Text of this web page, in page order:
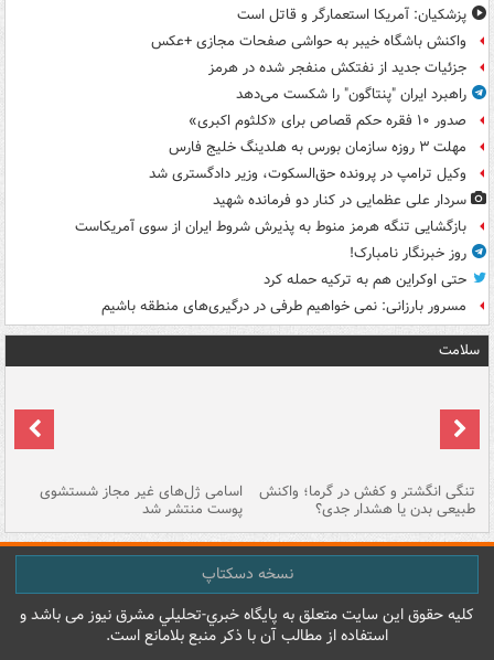
پزشکیان: آمریکا استعمارگر و قاتل است
واکنش باشگاه خیبر به حواشی صفحات مجازی +عکس
جزئیات جدید از نفتکش منفجر شده در هرمز
راهبرد ایران "پنتاگون" را شکست می‌دهد
صدور ۱۰ فقره حکم قصاص برای «کلثوم اکبری»
مهلت ۳ روزه سازمان بورس به هلدینگ خلیج فارس
وکیل ترامپ در پرونده حق‌السکوت، وزیر دادگستری شد
سردار علی عظمایی در کنار دو فرمانده شهید
بازگشایی تنگه هرمز منوط به پذیرش شروط ایران از سوی آمریکاست
روز خبرنگار نامبارک!
حتی اوکراین هم به ترکیه حمله کرد
مسرور بارزانی: نمی خواهیم طرفی در درگیری‌های منطقه باشیم
سلامت
تنگی انگشتر و کفش در گرما؛ واکنش
طبیعی بدن یا هشدار جدی؟
اسامی ژل‌های غیر مجاز شستشوی
پوست منتشر شد
نسخه دسکتاپ
کليه حقوق اين سايت متعلق به پایگاه خبري-تحليلي مشرق نيوز می باشد و
استفاده از مطالب آن با ذکر منبع بلامانع است.